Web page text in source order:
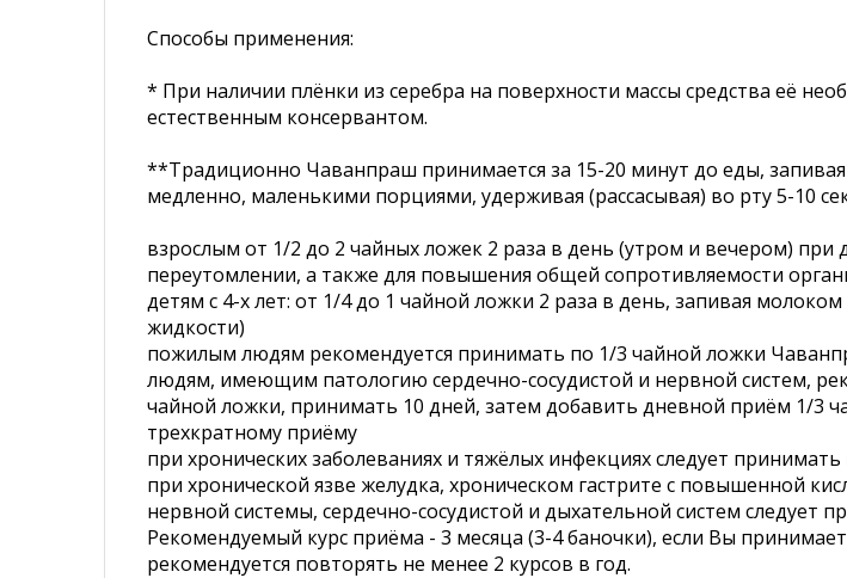
Способы применения:
* При наличии плёнки из серебра на поверхности массы средства её
естественным консервантом.
**Традиционно Чаванпраш принимается за 15-20 минут до еды,
медленно, маленькими порциями, удерживая (рассасывая) во рту 5-10
взрослым от 1/2 до 2 чайных ложек 2 раза в день (утром и вечером) при
переутомлении, а также для повышения общей сопротивляемости
детям с 4-х лет: от 1/4 до 1 чайной ложки 2 раза в день, запивая
жидкости)
пожилым людям рекомендуется принимать по 1/3 чайной ложки
людям, имеющим патологию сердечно-сосудистой и нервной систем,
чайной ложки, принимать 10 дней, затем добавить дневной приём 1/3
трехкратному приёму
при хронических заболеваниях и тяжёлых инфекциях следует
при хронической язве желудка, хроническом гастрите с повышенной
нервной системы, сердечно-сосудистой и дыхательной систем следует
Рекомендуемый курс приёма - 3 месяца (3-4 баночки), если Вы
рекомендуется повторять не менее 2 курсов в год.